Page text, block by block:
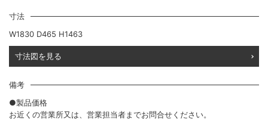
寸法
W1830 D465 H1463
寸法図を見る
備考
●製品価格
お近くの営業所又は、営業担当者までお問合せください。